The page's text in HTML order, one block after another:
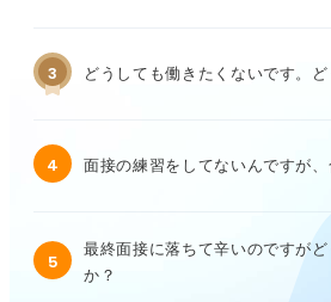
3 どうしても働きたくないです。
4 面接の練習をしてないんですが、
5
最終面接に落ちて辛いのですが
か？